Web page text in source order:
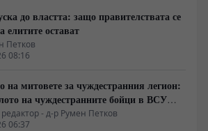
до властта: защо правителствата се
елитите остават
Петков
08:16
на митовете за чуждестранния легион:
на чуждестранните бойци в ВСУ
- д-р Румен Петков
06:37